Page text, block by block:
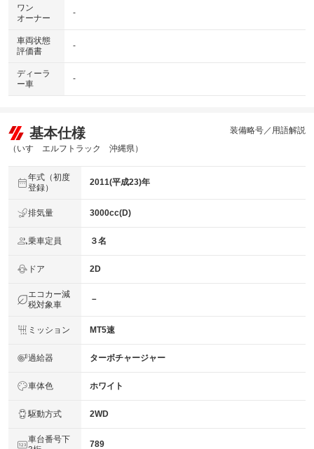
ワン
オーナー
-
車両状態
評価書
-
ディーラ
ー車
-
基本仕様
（いすゞエルフトラック 沖縄県）
装備略号／用語解説
年式（初度
登録）
2011(平成23)年
排気量 3000cc(D)
乗車定員 ３名
ドア 2D
エコカー減
税対象車
－
ミッション MT5速
過給器 ターボチャージャー
車体色 ホワイト
駆動方式 2WD
車台番号下
789